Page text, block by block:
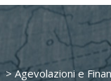
> Agevolazioni e